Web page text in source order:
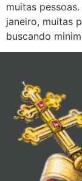
muitas
janeiro, muitas
buscando